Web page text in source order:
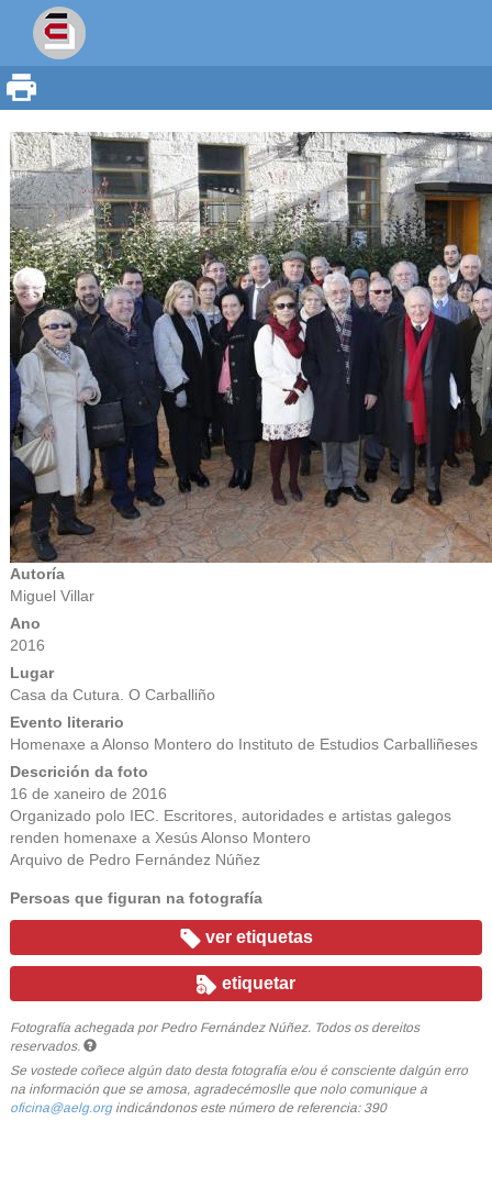
Autoría
Miguel Villar
Ano
2016
Lugar
Casa da Cutura. O Carballiño
Evento literario
Homenaxe a Alonso Montero do Instituto de Estudios Carballiñeses
Descrición da foto
16 de xaneiro de 2016
Organizado polo IEC. Escritores, autoridades e artistas galegos
renden homenaxe a Xesús Alonso Montero
Arquivo de Pedro Fernández Núñez
Persoas que figuran na fotografía
ver etiquetas
etiquetar
Fotografía achegada por Pedro Fernández Núñez. Todos os dereitos
reservados.
Se vostede coñece algún dato desta fotografía e/ou é consciente dalgún erro
na información que se amosa, agradecémoslle que nolo comunique a
oficina@aelg.orgindicándonos este número de referencia: 390